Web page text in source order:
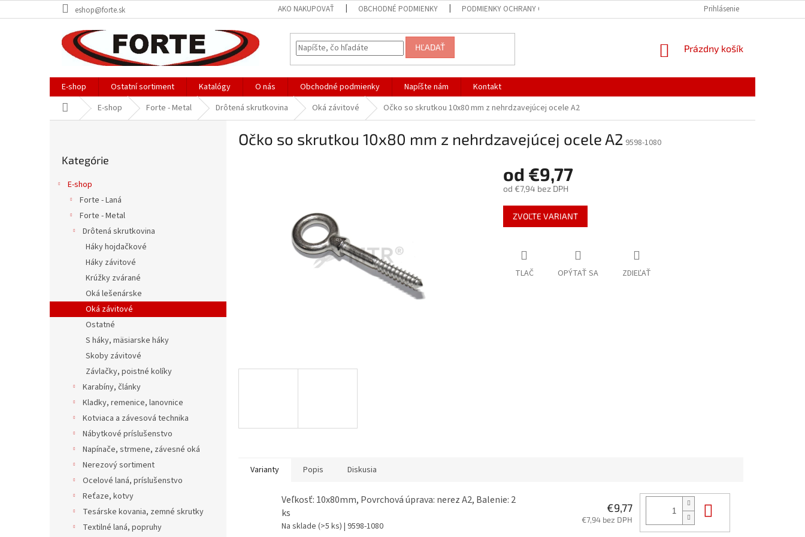
na
eshop@forte.sk AKO NAKUPOVAŤ OBCHODNÉ PODMIENKY PODMIENKY OCHRANY OSOBNÝCH ÚDAJOV Prihlásenie
HĽADAŤ
NÁKUPNÝ
Prázdny košík
E-shop Ostatní sortiment Katalógy O nás Obchodné podmienky Napíšte nám
Kontakt
DomovE-shop Forte - Metal Drôtená skrutkovina Oká závitové Očko so skrutkou 10x80 mm z nehrdzavejúcej ocele A2
kategórie
Kategórie
E-shop
Forte - Laná
Forte - Metal
Drôtená skrutkovina
Háky hojdačkové
Háky závitové
Krúžky zvárané
Oká lešenárske
Oká závitové
Ostatné
S háky, mäsiarske háky
Skoby závitové
Závlačky, poistné kolíky
Karabíny, články
Kladky, remenice, lanovnice
Kotviaca a závesová technika
Nábytkové príslušenstvo
Napínače, strmene, závesné oká
Nerezový sortiment
Ocelové laná, príslušenstvo
Reťaze, kotvy
Tesárske kovania, zemné skrutky
Textilné laná, popruhy
Očko so skrutkou 10x80 mm z nehrdzavejúcej ocele A2 9598-1080
od €9,77
od €7,94 bez DPH
Jednotková
cena:
ZVOĽTE VARIANT
TLAČ OPÝTAŤ SA ZDIEĽAŤ
Varianty Popis Diskusia
Veľkosť: 10x80mm, Povrchová úprava: nerez A2, Balenie: 2
ks
Na sklade (>5 ks) | 9598-1080
€9,77
€7,94 bez DPH